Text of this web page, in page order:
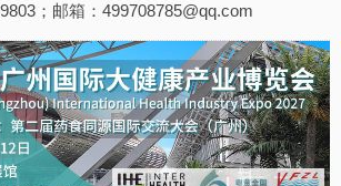
；邮箱：499708785@qq.com